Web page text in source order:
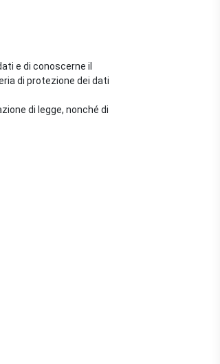
e di conoscerne il
di protezione dei dati
di legge, nonché di